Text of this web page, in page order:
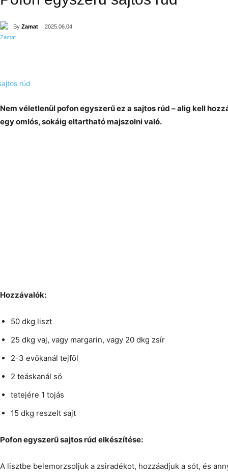
By Zamat 2025.06.04.
Nem véletlenül pofon egyszerű ez a sajtos rúd – alig kell
egy omlós, sokáig eltartható majszolni való.
Hozzávalók:
50 dkg liszt
25 dkg vaj, vagy margarin, vagy 20 dkg zsír
2-3 evőkanál tejföl
2 teáskanál só
tetejére 1 tojás
15 dkg reszelt sajt
Pofon egyszerű sajtos rúd elkészítése:
A lisztbe belemorzsoljuk a zsiradékot, hozzáadjuk a sót, és